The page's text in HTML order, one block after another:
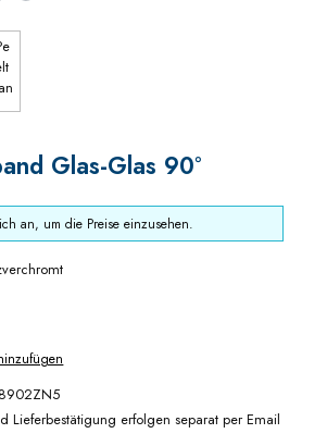
Glas-Glas 90°
an, um die Preise einzusehen.
8902ZN5
Lieferbestätigung erfolgen separat per Email